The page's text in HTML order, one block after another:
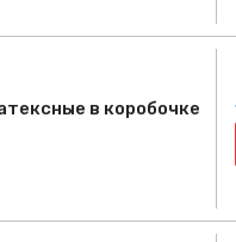
в коробочке